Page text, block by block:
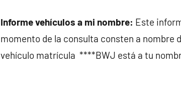
Informe vehículos a mi nombre: Este
momento de la consulta consten a nombre
vehículo matrícula ****BWJ está a tu